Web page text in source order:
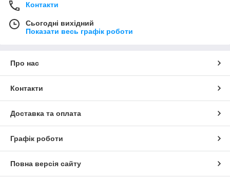
Контакти
Сьогодні вихідний
Показати весь графік роботи
Про нас
Контакти
Доставка та оплата
Графік роботи
Повна версія сайту